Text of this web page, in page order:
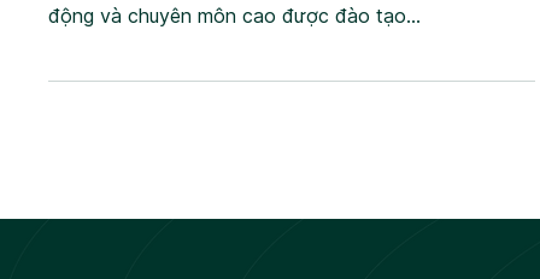
động và chuyên môn cao được đào tạo...